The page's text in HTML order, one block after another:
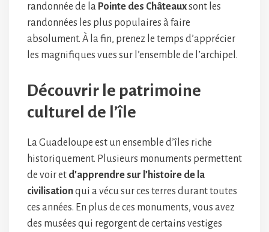
randonnée de la Pointe des Châteauxsont les
randonnées les plus populaires à faire
absolument. À la fin, prenez le temps d’apprécier
les magnifiques vues sur l’ensemble de l’archipel.
Découvrir le patrimoine
culturel de l’île
La Guadeloupe est un ensemble d’îles riche
historiquement. Plusieurs monuments permettent
de voir et d’apprendre sur l’histoire de la
civilisationqui a vécu sur ces terres durant toutes
ces années. En plus de ces monuments, vous avez
des musées qui regorgent de certains vestiges